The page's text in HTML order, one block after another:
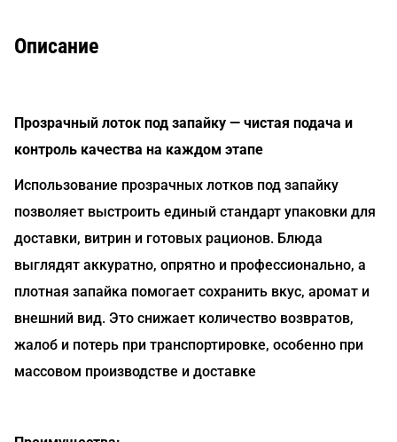
Описание
Прозрачный лоток под запайку — чистая подача и
контроль качества на каждом этапе
Использование прозрачных лотков под запайку
позволяет выстроить единый стандарт упаковки для
доставки, витрин и готовых рационов. Блюда
выглядят аккуратно, опрятно и профессионально, а
плотная запайка помогает сохранить вкус, аромат и
внешний вид. Это снижает количество возвратов,
жалоб и потерь при транспортировке, особенно при
массовом производстве и доставке